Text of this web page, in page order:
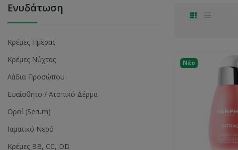
Ενυδάτωση
Κρέμες Ημέρας
Κρέμες Νύχτας
Λάδια Προσώπου
Ευαίσθητο / Ατοπικό Δέρμα
Οροί (serum)
Ιαματικό Νερό
Κρέμες BB, CC, DD
Νέο